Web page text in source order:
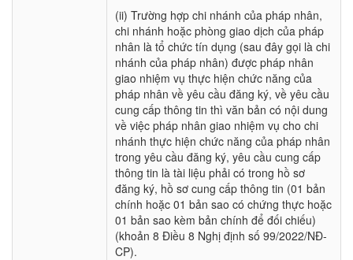
(ii) Trường hợp chi nhánh của pháp nhân,
chi nhánh hoặc phòng giao dịch của pháp
nhân là tổ chức tín dụng (sau đây gọi là chi
nhánh của pháp nhân) được pháp nhân
giao nhiệm vụ thực hiện chức năng của
pháp nhân về yêu cầu đăng ký, về yêu cầu
cung cấp thông tin thì văn bản có nội dung
về việc pháp nhân giao nhiệm vụ cho chi
nhánh thực hiện chức năng của pháp nhân
trong yêu cầu đăng ký, yêu cầu cung cấp
thông tin là tài liệu phải có trong hồ sơ
đăng ký, hồ sơ cung cấp thông tin (01 bản
chính hoặc 01 bản sao có chứng thực hoặc
01 bản sao kèm bản chính để đối chiếu)
(khoản 8 Điều 8 Nghị định số 99/2022/NĐ-
CP).